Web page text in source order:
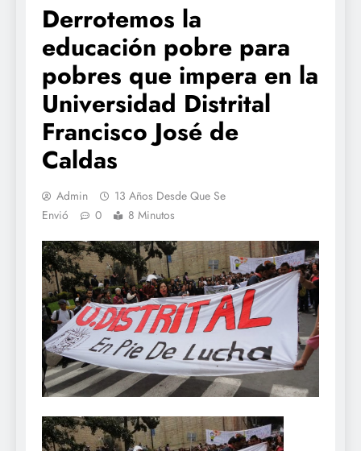
Derrotemos la
educación pobre para
pobres que impera en la
Universidad Distrital
Francisco José de
Caldas
Admin
13 Años Desde Que Se
Envió
0 8 Minutos